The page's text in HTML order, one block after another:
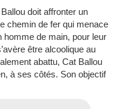
doit affronter un
chemin de fer qui menace
homme de main, pour leur
être alcoolique au
abattu, Cat Ballou
à ses côtés. Son objectif